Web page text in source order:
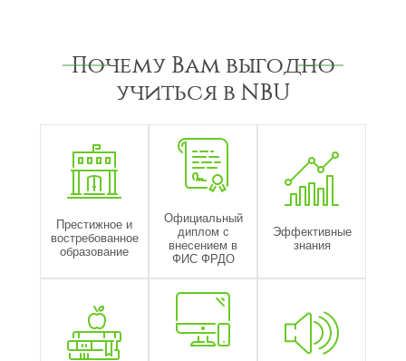
Почему Вам выгодно
учиться в NBU
Престижное и
востребованное
образование
Официальный
диплом с
внесением в
ФИС ФРДО
Эффективные
знания